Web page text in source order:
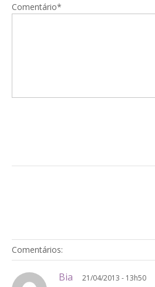
Comentário*
Comentários:
Bia 21/04/2013 - 13h50